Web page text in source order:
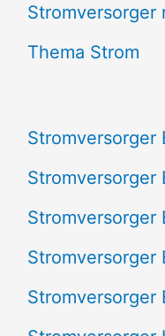
e
n
h
:
Stromversorger
Thema Strom
Stromversorger
Stromversorger
Stromversorger
Stromversorger
Stromversorger